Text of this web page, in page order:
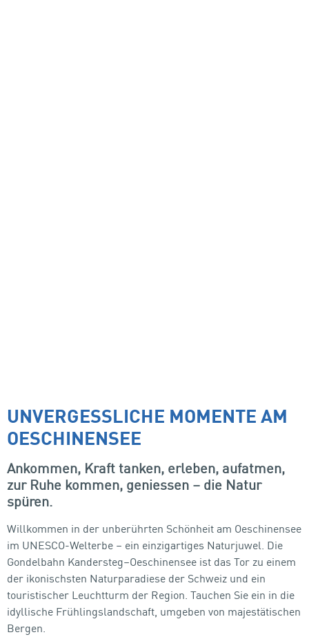
UNVERGESSLICHE MOMENTE AM
OESCHINENSEE
Ankommen, Kraft tanken, erleben, aufatmen,
zur Ruhe kommen, geniessen – die Natur
spüren.
Willkommen in der unberührten Schönheit am Oeschinensee
im UNESCO-Welterbe – ein einzigartiges Naturjuwel. Die
Gondelbahn Kandersteg–Oeschinensee ist das Tor zu einem
der ikonischsten Naturparadiese der Schweiz und ein
touristischer Leuchtturm der Region. Tauchen Sie ein in die
idyllische Frühlingslandschaft, umgeben von majestätischen
Bergen.